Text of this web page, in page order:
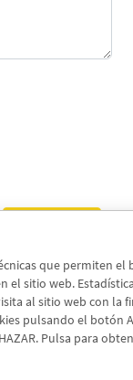
que permiten
sitio web.
al sitio web con la
pulsando el botón
Pulsa para